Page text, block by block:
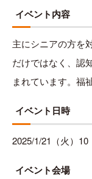
イベント内容
主にシニアの⽅を
だけではなく、認
まれています。福
イベント日時
2025/1/21（火）10
イベント会場